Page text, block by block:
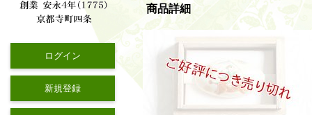
ログイン
新規登録
商品詳細